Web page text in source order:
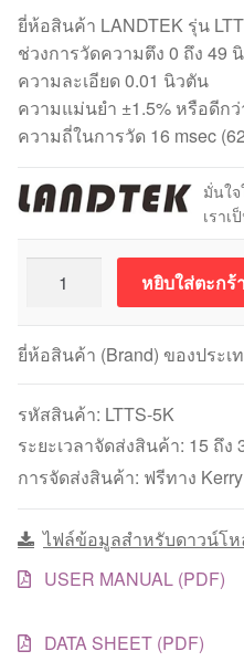
ยี่ห้อสินค้า LANDTEK รุ่น
ช่วงการวัดความตึง 0 ถึง 49
ความละเอียด 0.01 นิวตัน
ความแม่นยำ ±1.5% หรือดีกว่
ความถี่ในการวัด 16 msec
มั่นใ
เราเ
LANDTEK
รุ่น
LTTS-
5K
Tension
Meter
เครื่อง
วัด
ตึง
49
วตัน
ชิ้น
หยิบใส่ตะกร้า
ยี่ห้อสินค้า (Brand) ของประเ
รหัสสินค้า: LTTS-5K
ระยะเวลาจัดส่งสินค้า: 15 ถึง
การจัดส่งสินค้า: ฟรีทาง
ไฟล์ข้อมูลสำหรับดาวน์โ
USER MANUAL (PDF)
DATA SHEET (PDF)